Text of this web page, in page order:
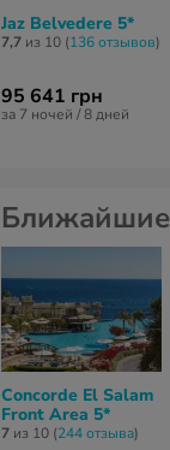
Jaz Belvedere 5*
7,7 из 10 (136 отзывов)
95 641 грн
за 7 ночей / 8 дней
Ближайшие
Concorde El Salam
Front Area 5*
7 из 10 (244 отзывa)